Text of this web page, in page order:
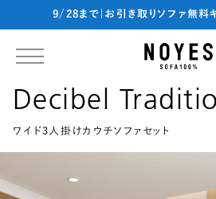
9/28まで|お引き取りソファ無料
Decibel
ワイド3人掛けカウチソファセット